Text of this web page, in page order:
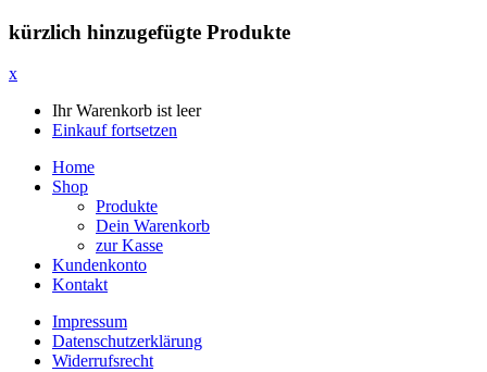
kürzlich hinzugefügte Produkte
x
Ihr Warenkorb ist leer
Einkauf fortsetzen
Home
Shop
Produkte
Dein Warenkorb
zur Kasse
Kundenkonto
Kontakt
Impressum
Datenschutzerklärung
Widerrufsrecht